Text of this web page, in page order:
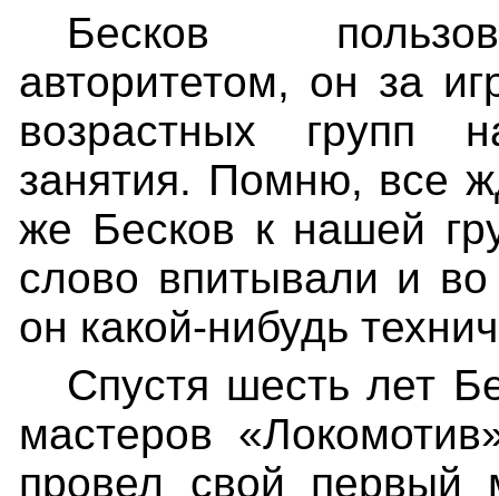
Бесков
авторитетом, он за
возрастных групп
занятия. Помню, все
же Бесков к нашей
слово впитывали и во
он какой-нибудь
Спустя шесть лет
мастеров
провел свой